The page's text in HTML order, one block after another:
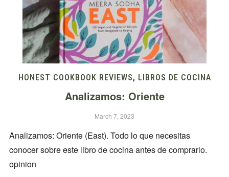
HONEST COOKBOOK REVIEWS, LIBROS DE COCINA
Analizamos: Oriente
March 7, 2023
Analizamos: Oriente (East). Todo lo que necesitas
conocer sobre este libro de cocina antes de comprarlo.
opinion